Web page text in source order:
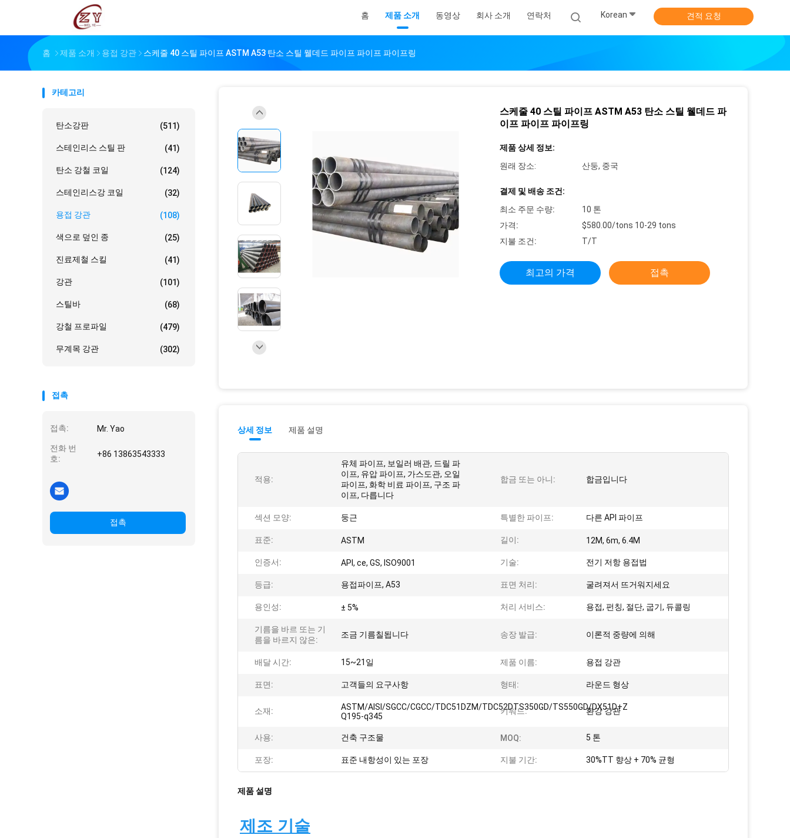
홈 제품 소개 동영상 회사 소개 연락처 Korean 견적 요청
홈 제품 소개 용접 강관 스케줄 40 스틸 파이프 ASTM A53 탄소 스틸 웰데드 파이프 파이프 파이프링
카테고리
탄소강판 (511)
스테인리스 스틸 판 (41)
탄소 강철 코일 (124)
스테인리스강 코일 (32)
용접 강관 (108)
색으로 덮인 종 (25)
진료제철 스킬 (41)
강관 (101)
스틸바 (68)
강철 프로파일 (479)
무계목 강관 (302)
접촉
접촉: Mr. Yao
전화 번
호:
+86 13863543333
접촉
스케줄 40 스틸 파이프 ASTM A53 탄소 스틸 웰데드 파
이프 파이프 파이프링
제품 상세 정보:
원래 장소:
산둥, 중국
결제 및 배송 조건:
최소 주문 수량:
10 톤
가격:
$580.00/tons 10-29 tons
지불 조건:
T/T
최고의 가격 접촉
상세 정보 제품 설명
적용:
유체 파이프, 보일러 배관, 드릴 파
이프, 유압 파이프, 가스도관, 오일
파이프, 화학 비료 파이프, 구조 파
이프, 다릅니다
합금 또는 아니: 합금입니다
섹션 모양: 둥근 특별한 파이프: 다른 API 파이프
표준: ASTM 길이: 12M, 6m, 6.4M
인증서: API, ce, GS, ISO9001 기술: 전기 저항 용접법
등급: 용접파이프, A53 표면 처리: 굴려져서 뜨거워지세요
용인성: ± 5% 처리 서비스: 용접, 펀칭, 절단, 굽기, 듀콜링
기름을 바르 또는 기
름을 바르지 않은:
조금 기름칠됩니다 송장 발급: 이론적 중량에 의해
배달 시간: 15~21일 제품 이름: 용접 강관
표면: 고객들의 요구사항 형태: 라운드 형상
소재:
ASTM/AISI/SGCC/CGCC/TDC51DZM/TDC52DTS350GD/TS550GD/DX51D+Z
Q195-q345
키워드: 환강 강관
사용: 건축 구조물 MOQ: 5 톤
포장: 표준 내항성이 있는 포장 지불 기간: 30%TT 향상 + 70% 균형
제품 설명
제조 기술